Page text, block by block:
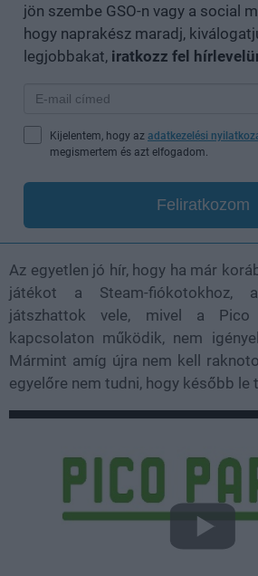
jön szembe GSO-n vagy a social
hogy naprakész maradj,
legjobbakat, iratkozz fel
Kijelentem, hogy az adatkezelési
megismertem és azt elfogadom.
Feliratkozom
Az egyetlen jó hír, hogy ha már
játékot a Steam-fiókotokhoz,
játszhattok vele, mivel a Pico
kapcsolaton működik, nem
Mármint amíg újra nem kell
egyelőre nem tudni, hogy később le